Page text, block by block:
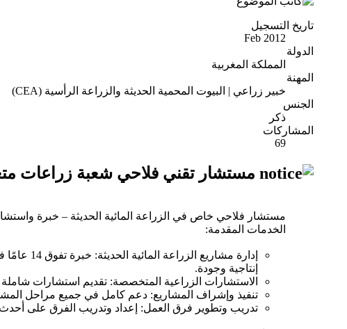
تاريخ التسجيل
Feb 2012
الدولة
المملكة المغربية
المهنة
خبير زراعي | البيوت المحمية الحديثة والزراعة الرأسية (CEA)
الجنس
ذكر
المشاركات
69
مستشار تقني فلاحي شعبة زراعات
مستشار فلاحي خاص في الزراعة المائية الحديثة – خبرة
الخدمات المقدمة:
إدارة
إنتاجية وجودة.
الاستشارات الزراعية المتخصصة: تقديم استشارات شاملة
تنفيذ وإشراف المشاريع: دعم كامل في جميع مراحل
تدريب وتطوير فرق العمل: إعداد وتدريب الفرق على أحدث